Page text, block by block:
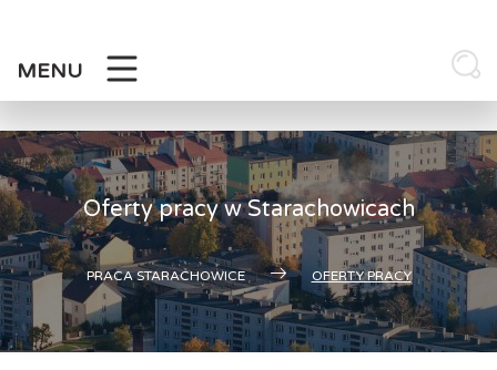
MENU
Oferty pracy w Starachowicach
PRACA STARACHOWICE OFERTY PRACY